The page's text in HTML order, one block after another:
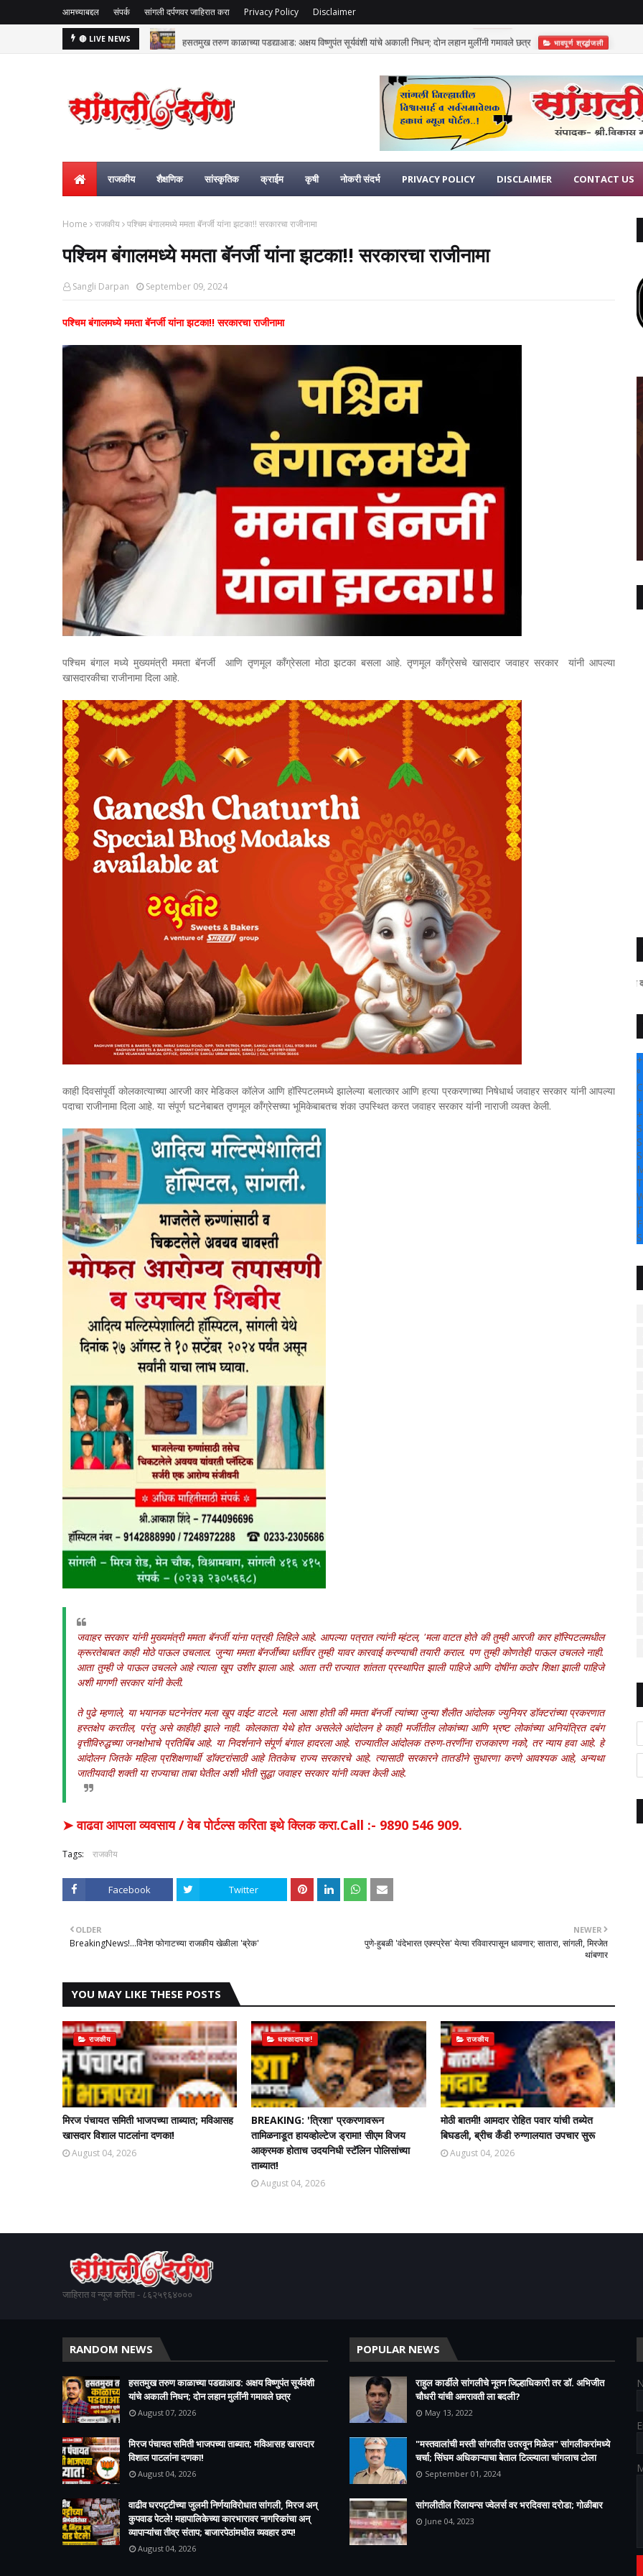
आमच्याबद्दल संपर्क सांगली दर्पणवर जाहिरात करा Privacy Policy Disclaimer
🔴 LIVE NEWS हसतमुख तरुण काळाच्या पडद्याआड: अक्षय विष्णुपंत सूर्यवंशी यांचे अकाली निधन; दोन लहान मुलींनी गमावले छत्र भावपूर्ण श्रद्धांजली
राजकीय शैक्षणिक सांस्कृतिक क्राईम कृषी नोकरी संदर्भ PRIVACY POLICY DISCLAIMER CONTACT US
Home राजकीय पश्चिम बंगालमध्ये ममता बॅनर्जी यांना झटका!! सरकारचा राजीनामा
पश्चिम बंगालमध्ये ममता बॅनर्जी यांना झटका!! सरकारचा राजीनामा
Sangli Darpan September 09, 2024
पश्चिम बंगालमध्ये ममता बॅनर्जी यांना झटका!! सरकारचा राजीनामा
पश्चिम बंगाल मध्ये मुख्यमंत्री ममता बॅनर्जी आणि तृणमूल काँग्रेसला मोठा झटका बसला आहे. तृणमूल काँग्रेसचे खासदार जवाहर सरकार यांनी आपल्या
खासदारकीचा राजीनामा दिला आहे.
काही दिवसांपूर्वी कोलकात्याच्या आरजी कार मेडिकल कॉलेज आणि हॉस्पिटलमध्ये झालेल्या बलात्कार आणि हत्या प्रकरणाच्या निषेधार्थ जवाहर सरकार यांनी आपल्या
पदाचा राजीनामा दिला आहे. या संपूर्ण घटनेबाबत तृणमूल काँग्रेसच्या भूमिकेबाबतच शंका उपस्थित करत जवाहर सरकार यांनी नाराजी व्यक्त केली.
जवाहर सरकार यांनी मुख्यमंत्री ममता बॅनर्जी यांना पत्रही लिहिले आहे. आपल्या पत्रात त्यांनी म्हंटल, 'मला वाटत होते की तुम्ही आरजी कार हॉस्पिटलमधील
क्रूरतेबाबत काही मोठे पाऊल उचलाल. जुन्या ममता बॅनर्जींच्या धर्तीवर तुम्ही यावर कारवाई करण्याची तयारी कराल. पण तुम्ही कोणतेही पाऊल उचलले नाही.
आता तुम्ही जे पाऊल उचलले आहे त्याला खूप उशीर झाला आहे. आता तरी राज्यात शांतता प्रस्थापित झाली पाहिजे आणि दोषींना कठोर शिक्षा झाली पाहिजे
अशी मागणी सरकार यांनी केली.
ते पुढे म्हणाले, या भयानक घटनेनंतर मला खूप वाईट वाटले. मला आशा होती की ममता बॅनर्जी त्यांच्या जुन्या शैलीत आंदोलक ज्युनियर डॉक्टरांच्या प्रकरणात
हस्तक्षेप करतील, परंतु असे काहीही झाले नाही. कोलकाता येथे होत असलेले आंदोलन हे काही मर्जीतील लोकांच्या आणि भ्रष्ट लोकांच्या अनियंत्रित दबंग
वृत्तीविरुद्धच्या जनक्षोभाचे प्रतिबिंब आहे. या निदर्शनाने संपूर्ण बंगाल हादरला आहे. राज्यातील आंदोलक तरुण-तरणींना राजकारण नको, तर न्याय हवा आहे. हे
आंदोलन जितके महिला प्रशिक्षणार्थी डॉक्टरांसाठी आहे तितकेच राज्य सरकारचे आहे. त्यासाठी सरकारने तातडीने सुधारणा करणे आवश्यक आहे, अन्यथा
जातीयवादी शक्ती या राज्याचा ताबा घेतील अशी भीती सुद्धा जवाहर सरकार यांनी व्यक्त केली आहे.
➤ वाढवा आपला व्यवसाय / वेब पोर्टल्स करिता इथे क्लिक करा.Call :- 9890 546 909.
Tags: राजकीय
Facebook Twitter
NEWER
पुणे-हुबळी 'वंदेभारत एक्स्प्रेस' येत्या रविवारपासून धावणार; सातारा, सांगली, मिरजेत
थांबणार
OLDER
BreakingNews!...विनेश फोगाटच्या राजकीय खेळीला 'ब्रेक'
YOU MAY LIKE THESE POSTS
राजकीय
मिरज पंचायत समिती भाजपच्या ताब्यात; मविआसह
खासदार विशाल पाटलांना दणका!
August 04, 2026
धक्कादायक!
BREAKING: 'त्रिशा' प्रकरणावरून
तामिळनाडूत हायव्होल्टेज ड्रामा! सीएम विजय
आक्रमक होताच उदयनिधी स्टॅलिन पोलिसांच्या
ताब्यात!
August 04, 2026
राजकीय
मोठी बातमी! आमदार रोहित पवार यांची तब्येत
बिघडली, ब्रीच कँडी रुग्णालयात उपचार सुरू
August 04, 2026
" सांगली दर्पण न्यूज वर आपल्या
+
°
C
+
+
जाहिरात व न्यूज करिता - ८६२५९६४०००
RANDOM NEWS
हसतमुख तरुण काळाच्या पडद्याआड: अक्षय विष्णुपंत सूर्यवंशी
यांचे अकाली निधन; दोन लहान मुलींनी गमावले छत्र
August 07, 2026
मिरज पंचायत समिती भाजपच्या ताब्यात; मविआसह खासदार
विशाल पाटलांना दणका!
August 04, 2026
वाढीव घरपट्टीच्या जुलमी निर्णयाविरोधात सांगली, मिरज अन्
कुपवाड पेटले! महापालिकेच्या कारभारावर नागरिकांचा अन्
व्यापाऱ्यांचा तीव्र संताप; बाजारपेठांमधील व्यवहार ठप्प!​
August 04, 2026
POPULAR NEWS
राहुल कार्डीले सांगलीचे नूतन जिल्हाधिकारी तर डॉ. अभिजीत
चौधरी यांची अमरावती ला बदली?
May 13, 2022
"मस्तवालांची मस्ती सांगलीत उतरवून मिळेल" सांगलीकरांमध्ये
चर्चा; सिंघम अधिकाऱ्याचा बेताल टिल्ल्याला चांगलाच टोला
September 01, 2024
सांगलीतील रिलायन्स ज्वेलर्स वर भरदिवसा दरोडा; गोळीबार
June 04, 2023